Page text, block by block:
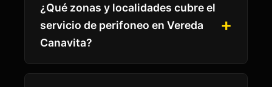
¿Qué zonas y localidades cubre el
servicio de perifoneo en Vereda
Canavita?